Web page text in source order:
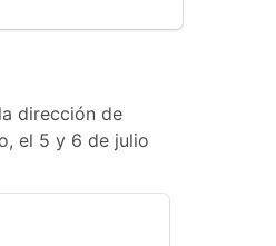
dirección de
el 5 y 6 de julio